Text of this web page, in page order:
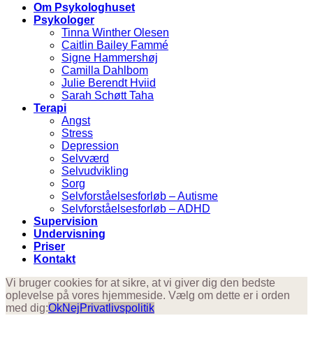
Om Psykologhuset
Psykologer
Tinna Winther Olesen
Caitlin Bailey Fammé
Signe Hammershøj
Camilla Dahlbom
Julie Berendt Hviid
Sarah Schøtt Taha
Terapi
Angst
Stress
Depression
Selvværd
Selvudvikling
Sorg
Selvforståelsesforløb – Autisme
Selvforståelsesforløb – ADHD
Supervision
Undervisning
Priser
Kontakt
Vi bruger cookies for at sikre, at vi giver dig den bedste
oplevelse på vores hjemmeside. Vælg om dette er i orden
med dig:OkNejPrivatlivspolitik